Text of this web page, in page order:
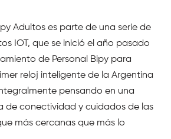
Adultos es parte de una serie de
IOT, que se inició el año pasado
de Personal Bipy para
reloj inteligente de la Argentina
pensando en una
de conectividad y cuidados de las
más cercanas que más lo